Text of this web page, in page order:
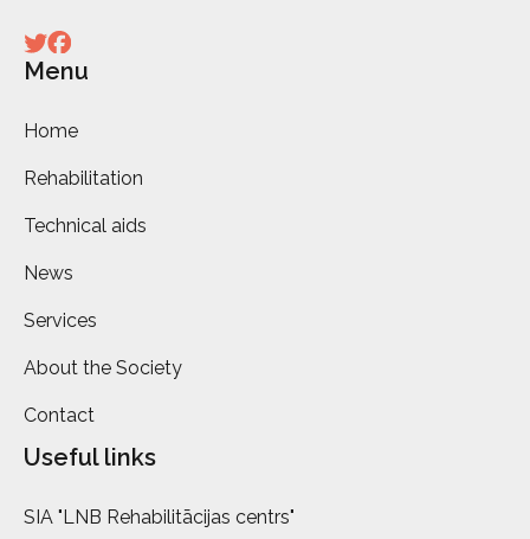
Menu
Home
Rehabilitation
Technical aids
News
Services
About the Society
Contact
Useful links
SIA "LNB Rehabilitācijas centrs"